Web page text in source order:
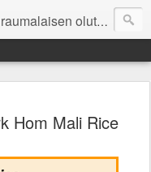
paneudutaan panemisen lopputuotteisiin eli arvioidaan oluita, puolueettomasti.
Hom Mali Rice